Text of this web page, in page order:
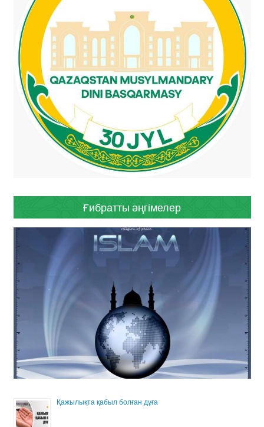
Ғибратты әңгімелер
Қажылықта қабыл болған дұға